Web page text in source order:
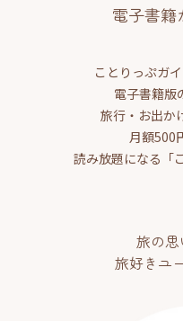
電子書籍
ことりっぷガ
電子書籍版
旅行・お出か
月額500
読み放題になる「
旅の思
旅好きユ